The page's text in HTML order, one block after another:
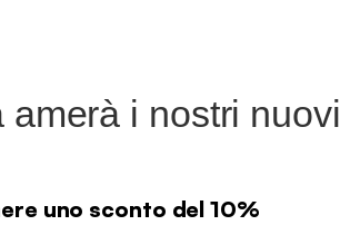
amerà i nostri nuovi
uno sconto del 10%